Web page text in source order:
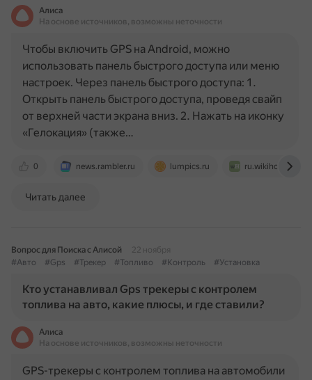
Алиса
На основе источников, возможны неточности
0 news.rambler.ru lumpics.ru ru.wikihow.com
Чтобы включить GPS на Android, можно
использовать панель быстрого доступа или меню
настроек. Через панель быстрого доступа: 1.
Открыть панель быстрого доступа, проведя свайп
от верхней части экрана вниз. 2. Нажать на иконку
«Гелокация» (также…
Читать далее
Вопрос для Поиска с Алисой
22 ноября
#Авто
#Gps #Трекер #Топливо #Контроль #Установка
Кто устанавливал Gps трекеры с контролем
топлива на авто, какие плюсы, и где ставили?
Алиса
На основе источников, возможны неточности
GPS-трекеры с контролем топлива на автомобили